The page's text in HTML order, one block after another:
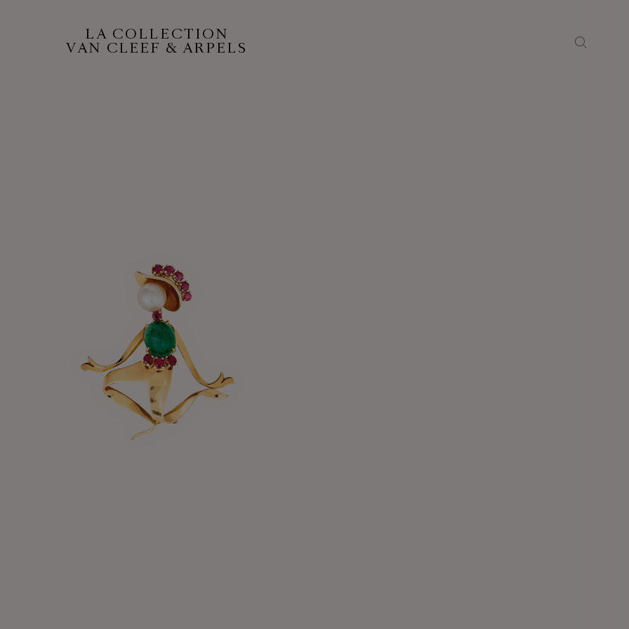
LA COLLECTION
VAN CLEEF & ARPELS